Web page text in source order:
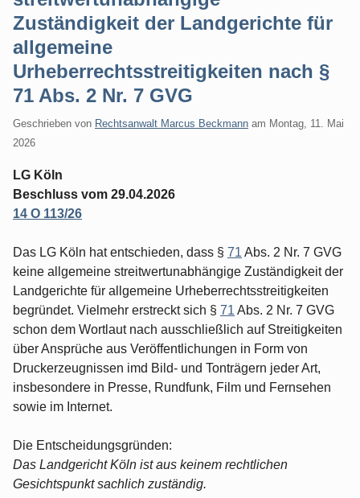
Zuständigkeit der Landgerichte für
allgemeine
Urheberrechtsstreitigkeiten nach §
71 Abs. 2 Nr. 7 GVG
Geschrieben von Rechtsanwalt Marcus Beckmann am Montag, 11. Mai
2026
LG Köln
Beschluss vom 29.04.2026
14 O 113/26
Das LG Köln hat entschieden, dass § 71 Abs. 2 Nr. 7 GVG
keine allgemeine streitwertunabhängige Zuständigkeit der
Landgerichte für allgemeine Urheberrechtsstreitigkeiten
begründet. Vielmehr erstreckt sich § 71 Abs. 2 Nr. 7 GVG
schon dem Wortlaut nach ausschließlich auf Streitigkeiten
über Ansprüche aus Veröffentlichungen in Form von
Druckerzeugnissen imd Bild- und Tonträgern jeder Art,
insbesondere in Presse, Rundfunk, Film und Fernsehen
sowie im Internet.
Die Entscheidungsgründen:
Das Landgericht Köln ist aus keinem rechtlichen
Gesichtspunkt sachlich zuständig.